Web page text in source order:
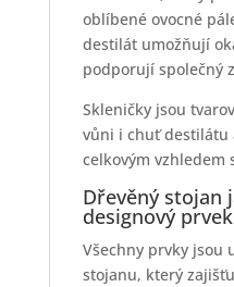
oblíbené ovocné
destilát umožňují
podporují společný
Skleničky jsou
vůni i chuť destilátu
celkovým vzhledem
Dřevěný stojan
designový prvek
Všechny prvky jsou
stojanu, který